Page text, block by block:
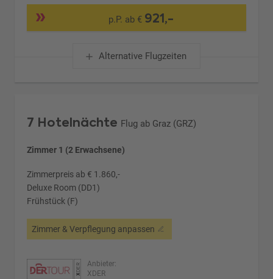
p.P. ab € 921,-
Alternative Flugzeiten
7 Hotelnächte Flug ab Graz (GRZ)
Zimmer 1 (2 Erwachsene)
Zimmerpreis ab € 1.860,-
Deluxe Room (DD1)
Frühstück (F)
Zimmer & Verpflegung anpassen
Anbieter:
XDER